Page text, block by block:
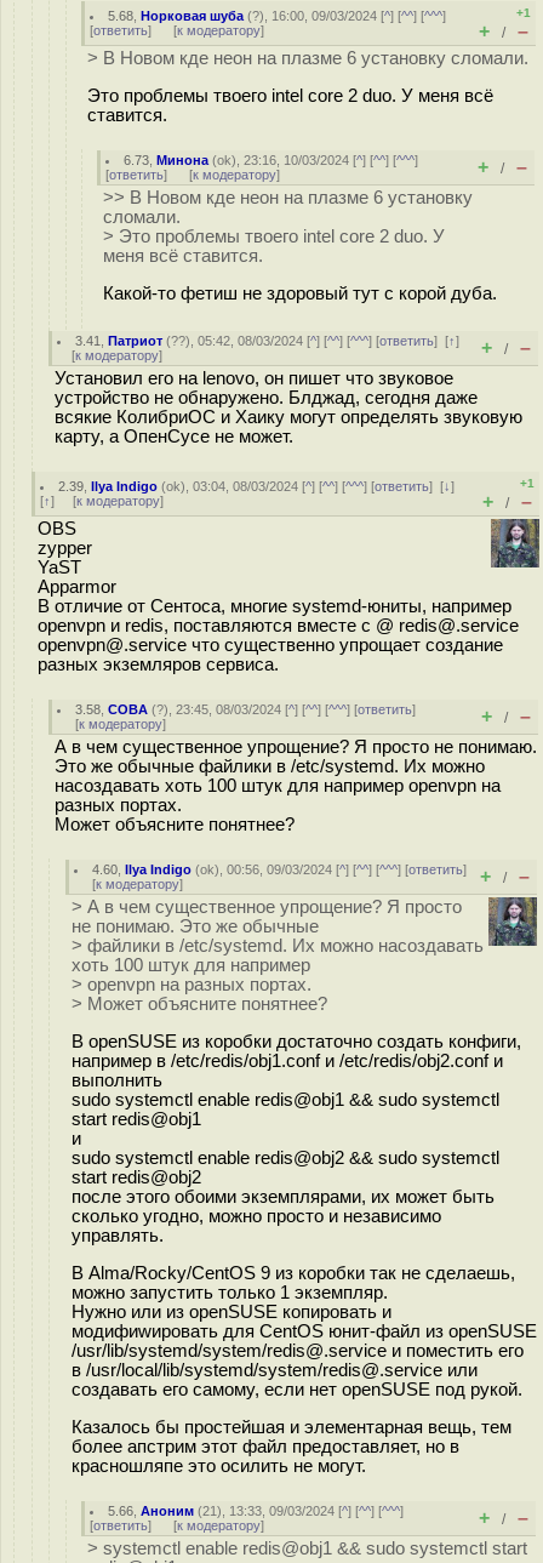
5.68 ,Норковая шуба (?), 16:00, 09/03/2024 [^] [^^] [^^^]
[ответить] [к модератору]
+1
+ / –
> В Новом кде неон на плазме 6 установку сломали.
Это проблемы твоего intel core 2 duo. У меня всё
ставится.
6.73 ,Минона (ok), 23:16, 10/03/2024 [^] [^^] [^^^]
[ответить] [к модератору] + / –
>> В Новом кде неон на плазме 6 установку
сломали.
> Это проблемы твоего intel core 2 duo. У
меня всё ставится.
Какой-то фетиш не здоровый тут с корой дуба.
3.41 ,Патриот (??), 05:42, 08/03/2024 [^] [^^] [^^^] [ответить][↑]
[к модератору] + / –
Установил его на lenovo, он пишет что звуковое
устройство не обнаружено. Блджад, сегодня даже
всякие КолибриОС и Хаику могут определять звуковую
карту, а ОпенСусе не может.
2.39 ,Ilya Indigo (ok), 03:04, 08/03/2024 [^] [^^] [^^^] [ответить][↓]
[↑] [к модератору]
+1
+ / –
OBS
zypper
YaST
Apparmor
В отличие от Сентоса, многие systemd-юниты, например
openvpn и redis, поставляются вместе с @ redis@.service
openvpn@.service что существенно упрощает создание
разных экземляров сервиса.
3.58 ,COBA (?), 23:45, 08/03/2024 [^] [^^] [^^^] [ответить]
[к модератору] + / –
А в чем существенное упрощение? Я просто не понимаю.
Это же обычные файлики в /etc/systemd. Их можно
насоздавать хоть 100 штук для например openvpn на
разных портах.
Может объясните понятнее?
4.60 ,Ilya Indigo (ok), 00:56, 09/03/2024 [^] [^^] [^^^] [ответить]
[к модератору] + / –
> А в чем существенное упрощение? Я просто
не понимаю. Это же обычные
> файлики в /etc/systemd. Их можно насоздавать
хоть 100 штук для например
> openvpn на разных портах.
> Может объясните понятнее?
В openSUSE из коробки достаточно создать конфиги,
например в /etc/redis/obj1.conf и /etc/redis/obj2.conf и
выполнить
sudo systemctl enable redis@obj1 && sudo systemctl
start redis@obj1
и
sudo systemctl enable redis@obj2 && sudo systemctl
start redis@obj2
после этого обоими экземплярами, их может быть
сколько угодно, можно просто и независимо
управлять.
В Alma/Rocky/CentOS 9 из коробки так не сделаешь,
можно запустить только 1 экземпляр.
Нужно или из openSUSE копировать и
модифиwировать для CentOS юнит-файл из openSUSE
/usr/lib/systemd/system/redis@.service и поместить его
в /usr/local/lib/systemd/system/redis@.service или
создавать его самому, если нет openSUSE под рукой.
Казалось бы простейшая и элементарная вещь, тем
более апстрим этот файл предоставляет, но в
красношляпе это осилить не могут.
5.66 ,Аноним (21), 13:33, 09/03/2024 [^] [^^] [^^^]
[ответить] [к модератору] + / –
> systemctl enable redis@obj1 && sudo systemctl start